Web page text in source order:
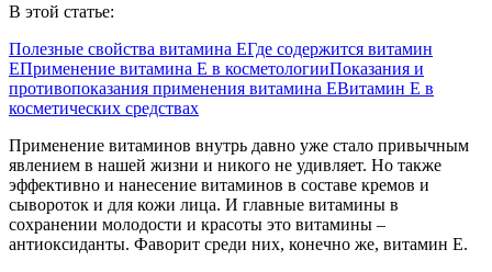
В этой статье:
Полезные свойства витамина ЕГде содержится витамин
ЕПрименение витамина Е в косметологииПоказания и
противопоказания применения витамина ЕВитамин Е в
косметических средствах
Применение витаминов внутрь давно уже стало привычным
явлением в нашей жизни и никого не удивляет. Но также
эффективно и нанесение витаминов в составе кремов и
сывороток и для кожи лица. И главные витамины в
сохранении молодости и красоты это витамины –
антиоксиданты. Фаворит среди них, конечно же, витамин Е.